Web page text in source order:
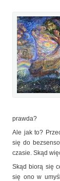
prawda?
Ale jak to?
się do
czasie. Skąd
Skąd biorą się
się ono w